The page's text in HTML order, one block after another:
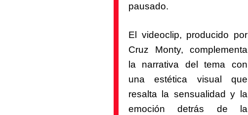
pausado.
El videoclip, producido por
Cruz Monty, complementa
la narrativa del tema con
una estética visual que
resalta la sensualidad y la
emoción detrás de la